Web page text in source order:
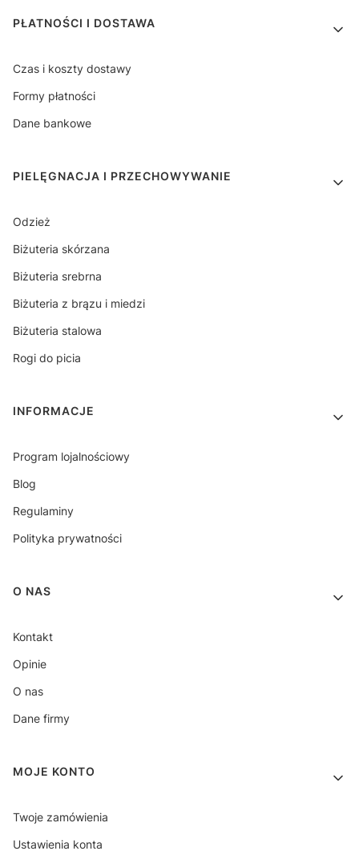
PŁATNOŚCI I DOSTAWA
Czas i koszty dostawy
Formy płatności
Dane bankowe
PIELĘGNACJA I PRZECHOWYWANIE
Odzież
Biżuteria skórzana
Biżuteria srebrna
Biżuteria z brązu i miedzi
Biżuteria stalowa
Rogi do picia
INFORMACJE
Program lojalnościowy
Blog
Regulaminy
Polityka prywatności
O NAS
Kontakt
Opinie
O nas
Dane firmy
MOJE KONTO
Twoje zamówienia
Ustawienia konta